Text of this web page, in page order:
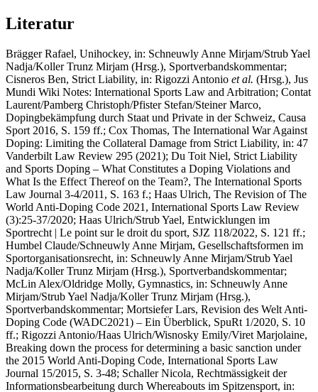
Literatur
Brägger Rafael, Unihockey, in: Schneuwly Anne Mirjam/Strub Yael
Nadja/Koller Trunz Mirjam (Hrsg.), Sportverbandskommentar;
Cisneros Ben, Strict Liability, in: Rigozzi Antonio et al. (Hrsg.), Jus
Mundi Wiki Notes: International Sports Law and Arbitration; Contat
Laurent/Pamberg Christoph/Pfister Stefan/Steiner Marco,
Dopingbekämpfung durch Staat und Private in der Schweiz, Causa
Sport 2016, S. 159 ff.; Cox Thomas, The International War Against
Doping: Limiting the Collateral Damage from Strict Liability, in: 47
Vanderbilt Law Review 295 (2021); Du Toit Niel, Strict Liability
and Sports Doping – What Constitutes a Doping Violations and
What Is the Effect Thereof on the Team?, The International Sports
Law Journal 3-4/2011, S. 163 f.; Haas Ulrich, The Revision of The
World Anti-Doping Code 2021, International Sports Law Review
(3):25-37/2020; Haas Ulrich/Strub Yael, Entwicklungen im
Sportrecht | Le point sur le droit du sport, SJZ 118/2022, S. 121 ff.;
Humbel Claude/Schneuwly Anne Mirjam, Gesellschaftsformen im
Sportorganisationsrecht, in: Schneuwly Anne Mirjam/Strub Yael
Nadja/Koller Trunz Mirjam (Hrsg.), Sportverbandskommentar;
McLin Alex/Oldridge Molly, Gymnastics, in: Schneuwly Anne
Mirjam/Strub Yael Nadja/Koller Trunz Mirjam (Hrsg.),
Sportverbandskommentar; Mortsiefer Lars, Revision des Welt Anti-
Doping Code (WADC2021) – Ein Überblick, SpuRt 1/2020, S. 10
ff.; Rigozzi Antonio/Haas Ulrich/Wisnosky Emily/Viret Marjolaine,
Breaking down the process for determining a basic sanction under
the 2015 World Anti-Doping Code, International Sports Law
Journal 15/2015, S. 3-48; SchallerNicola, Rechtmässigkeit der
Informationsbearbeitung durch Whereabouts im Spitzensport, in: